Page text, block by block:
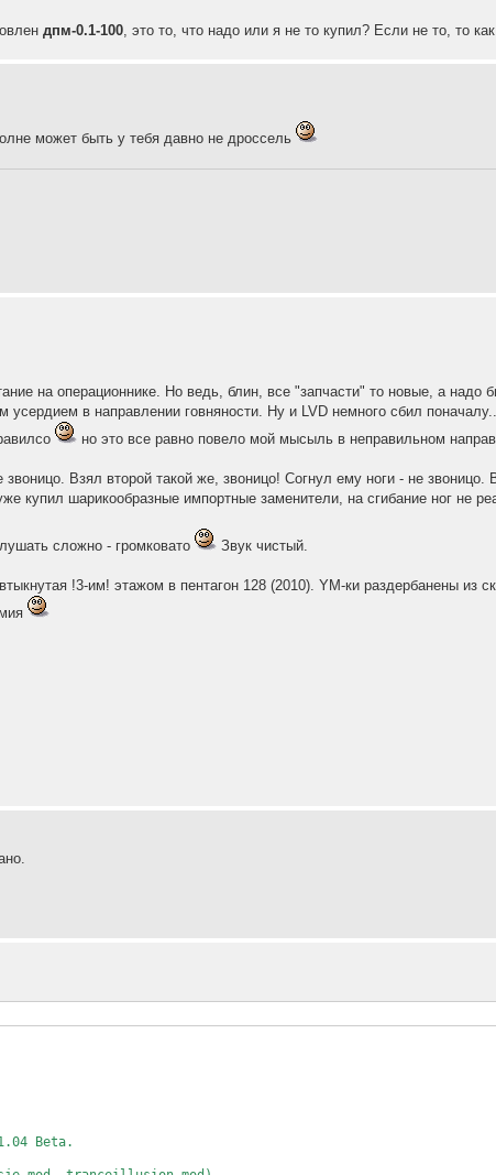
дпм-0.1-100 , это то, что надо или я не то купил? Если не то, то
может быть у тебя давно не дроссель
на операционнике. Но ведь, блин, все "запчасти" то новые, а надо
в направлении говняности. Ну и LVD немного сбил
но это все равно повело мой мысыль в неправильном
Взял второй такой же, звоницо! Согнул ему ноги - не звоницо.
купил шарикообразные импортные заменители, на сгибание ног не
сложно - громковато Звук чистый.
!3-им! этажом в пентагон 128 (2010). YM-ки раздербанены из
Beta.